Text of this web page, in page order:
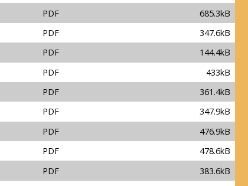
PDF
685.3kB
PDF
347.6kB
PDF
144.4kB
PDF
433kB
PDF
361.4kB
PDF
347.9kB
PDF
476.9kB
PDF
478.6kB
PDF
383.6kB